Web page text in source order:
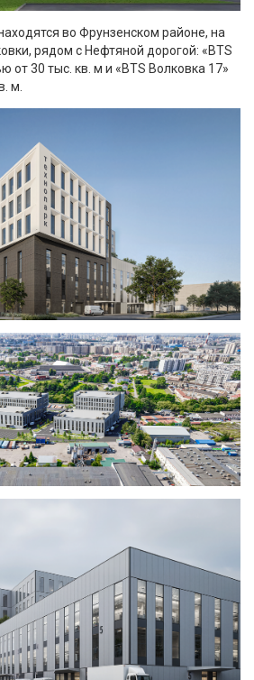
во Фрунзенском районе, на
рядом с Нефтяной дорогой: «BTS
от 30 тыс. кв. м и «BTS Волковка 17»
м.